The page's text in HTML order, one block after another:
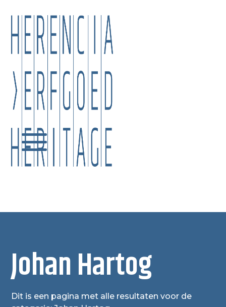
Johan Hartog
Dit is een pagina met alle resultaten voor de